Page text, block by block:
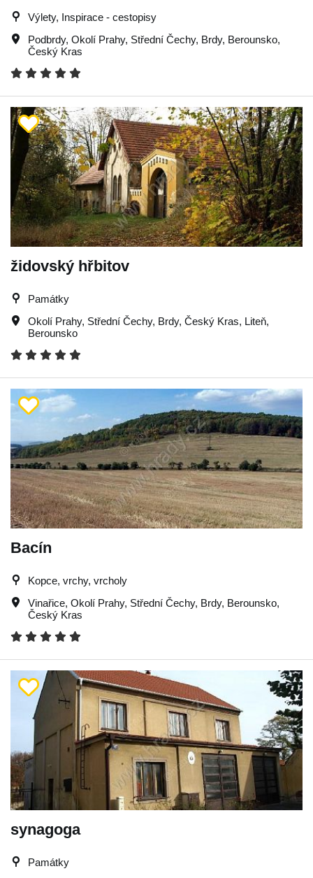
Výlety, Inspirace - cestopisy
Podbrdy, Okolí Prahy, Střední Čechy, Brdy, Berounsko,
Český Kras
židovský hřbitov
Památky
Okolí Prahy, Střední Čechy, Brdy, Český Kras, Liteň,
Berounsko
Bacín
Kopce, vrchy, vrcholy
Vinařice, Okolí Prahy, Střední Čechy, Brdy, Berounsko,
Český Kras
synagoga
Památky